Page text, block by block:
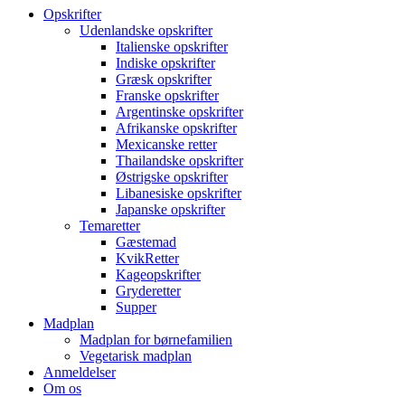
Opskrifter
Udenlandske opskrifter
Italienske opskrifter
Indiske opskrifter
Græsk opskrifter
Franske opskrifter
Argentinske opskrifter
Afrikanske opskrifter
Mexicanske retter
Thailandske opskrifter
Østrigske opskrifter
Libanesiske opskrifter
Japanske opskrifter
Temaretter
Gæstemad
KvikRetter
Kageopskrifter
Gryderetter
Supper
Madplan
Madplan for børnefamilien
Vegetarisk madplan
Anmeldelser
Om os